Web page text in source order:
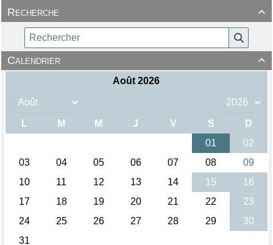

Recherche

Calendrier